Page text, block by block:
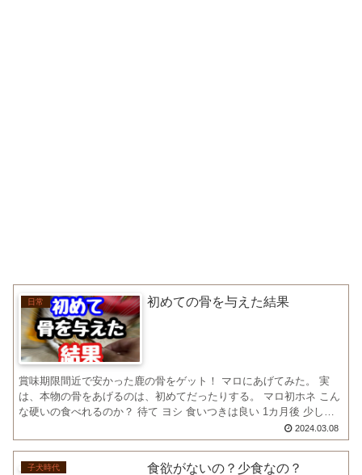
日常 初めての骨を与えた結果
賞味期限間近で安かった鹿の骨をゲット！ マロにあげてみた。 実
は、本物の骨をあげるのは、初めてだったりする。 マロ初ホネ こん
な硬いの食べれるのか？ 待て ヨシ 食いつきは良い 1カ月後 少し小
2024.03.08
子犬時代 食欲がないの？少食なの？